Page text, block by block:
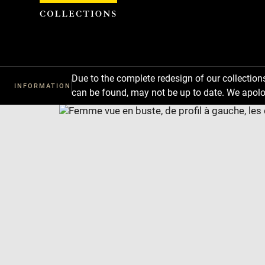
INFORMATION
Due to the complete redesign of our
can be found, may not be up to date. We
Download
Previous
Cookies management panel